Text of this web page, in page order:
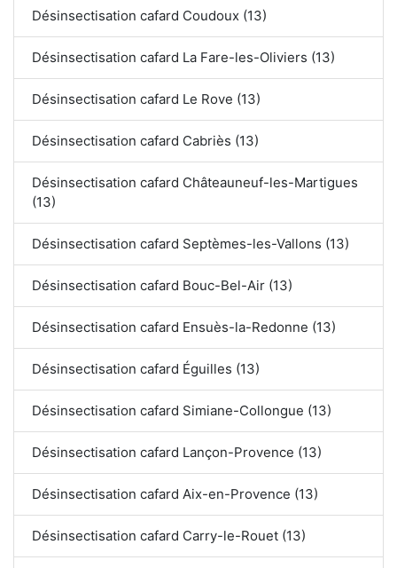
Désinsectisation cafard Coudoux (13)
Désinsectisation cafard La Fare-les-Oliviers (13)
Désinsectisation cafard Le Rove (13)
Désinsectisation cafard Cabriès (13)
Désinsectisation cafard Châteauneuf-les-Martigues
(13)
Désinsectisation cafard Septèmes-les-Vallons (13)
Désinsectisation cafard Bouc-Bel-Air (13)
Désinsectisation cafard Ensuès-la-Redonne (13)
Désinsectisation cafard Éguilles (13)
Désinsectisation cafard Simiane-Collongue (13)
Désinsectisation cafard Lançon-Provence (13)
Désinsectisation cafard Aix-en-Provence (13)
Désinsectisation cafard Carry-le-Rouet (13)